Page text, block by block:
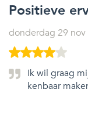
Positieve
donderdag 29 nov
Ik wil graag
kenbaar